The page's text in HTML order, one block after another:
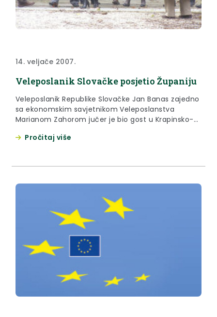
14. veljače 2007.
Veleposlanik Slovačke posjetio Županiju
Veleposlanik Republike Slovačke Jan Banas zajedno
sa ekonomskim savjetnikom Veleposlanstva
Marianom Zahorom jučer je bio gost u Krapinsko-
Županije održan sastanak na kojem su prisustvovali
Pročitaj više